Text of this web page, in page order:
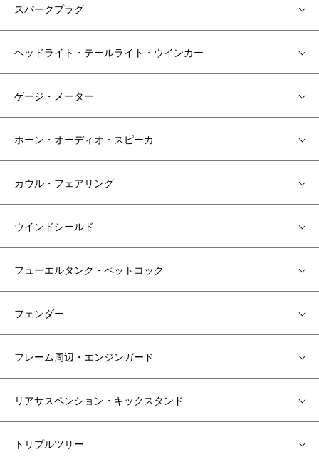
スパークプラグ
ヘッドライト・テールライト・ウインカー
ゲージ・メーター
ホーン・オーディオ・スピーカ
カウル・フェアリング
ウインドシールド
フューエルタンク・ペットコック
フェンダー
フレーム周辺・エンジンガード
リアサスペンション・キックスタンド
トリプルツリー